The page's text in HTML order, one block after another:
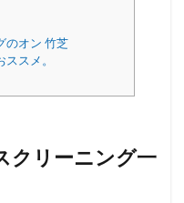
のオン 竹芝
スメ。
クリーニング一